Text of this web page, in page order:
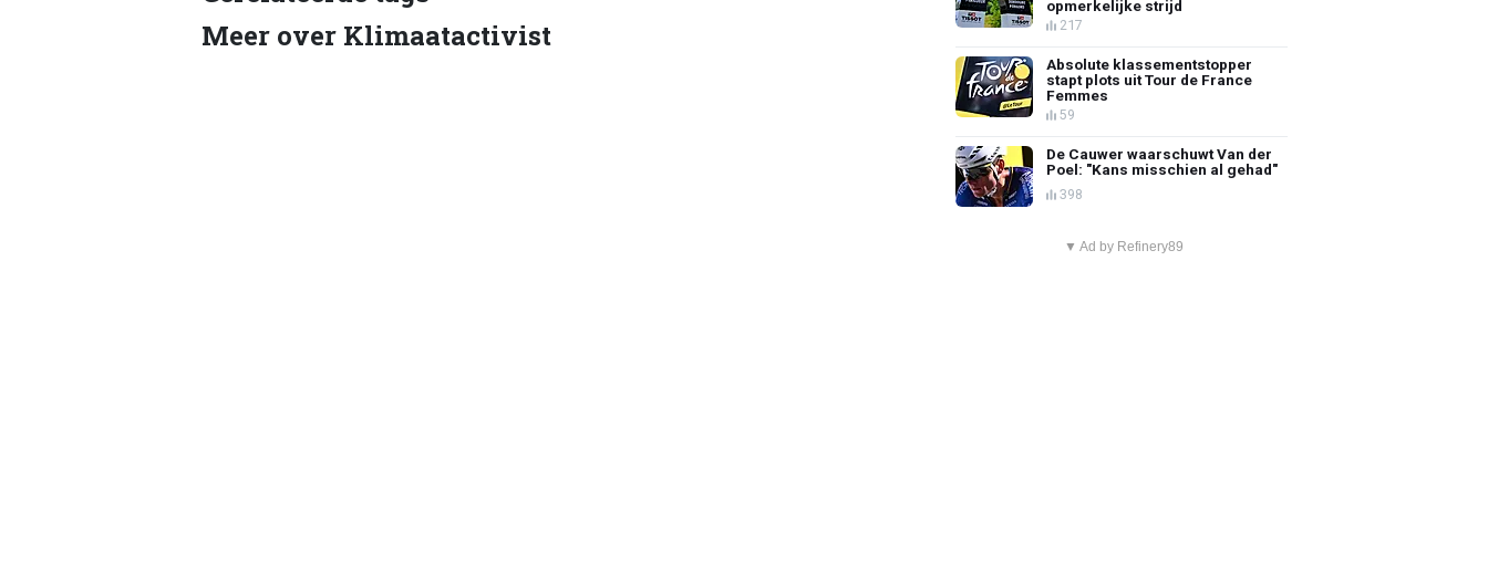
Meer over Klimaatactivist
opmerkelijke strijd
217
Absolute klassementstopper
stapt plots uit Tour de France
Femmes
59
De Cauwer waarschuwt Van der
Poel: "Kans misschien al gehad"
398
▼ Ad by Refinery89